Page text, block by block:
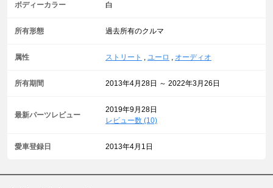
ボディーカラー 白
所有形態 過去所有のクルマ
属性 ストリート , ユーロ , オーディオ
所有期間 2013年4月28日 ～ 2022年3月26日
最新パーツレビュー
2019年9月28日
レビュー数 (10)
愛車登録日 2013年4月1日